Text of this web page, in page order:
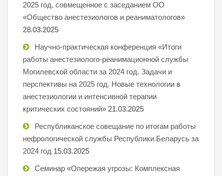
2025 год, совмещенное с заседанием ОО
«Общество анестезиологов и реаниматологов»
28.03.2025
Научно-практическая конференция «Итоги
работы анестезиолого-реанимационной службы
Могилевской области за 2024 год. Задачи и
перспективы на 2025 год. Новые технологии в
анестезиологии и интенсивной терапии
критических состояний» 21.03.2025
Республиканское совещание по итогам работы
нефрологической службы Республики Беларусь за
2024 год 15.03.2025
Семинар «Опережая угрозы: Комплексная